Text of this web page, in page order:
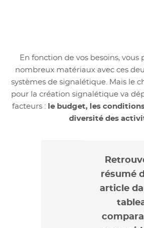
En fonction de vos besoins, vous
nombreux matériaux avec ces
systèmes de signalétique. Mais le
pour la création signalétique va
facteurs : le budget, les
diversité des
résumé
article